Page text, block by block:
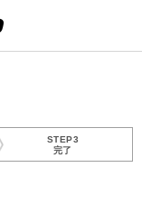
STEP3
完了